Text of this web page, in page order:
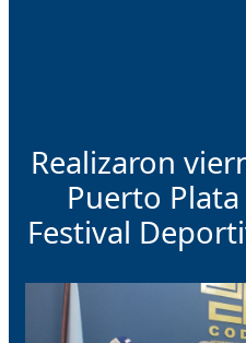
Realizaron
Puerto
Festival